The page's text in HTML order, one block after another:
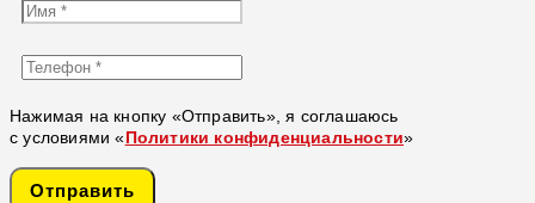
Нажимая на кнопку «Отправить», я соглашаюсь
с условиями « Политики конфиденциальности»
Отправить